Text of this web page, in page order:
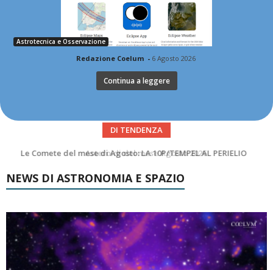
Astrotecnica e Osservazione
Redazione Coelum - 6 Agosto 2026
Continua a leggere
DI TENDENZA
Asteroidi del mese Agosto 2026
NEWS DI ASTRONOMIA E SPAZIO